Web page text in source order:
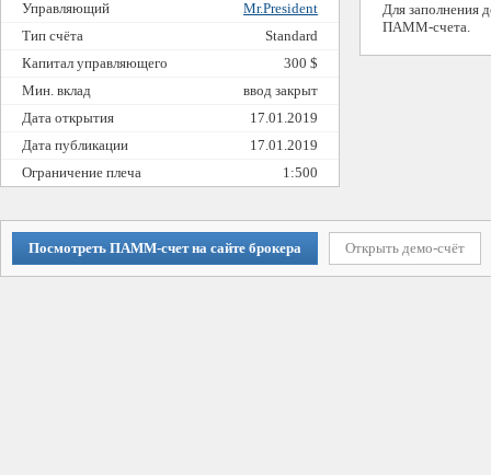
Управляющий
Mr.President
Тип счёта
Standard
Капитал управляющего
300 $
Мин. вклад
ввод закрыт
Дата открытия
17.01.2019
Дата публикации
17.01.2019
Ограничение плеча
1:500
Для заполнения
ПАММ-счета.
Посмотреть ПАММ-счет на сайте брокера Открыть демо-счёт